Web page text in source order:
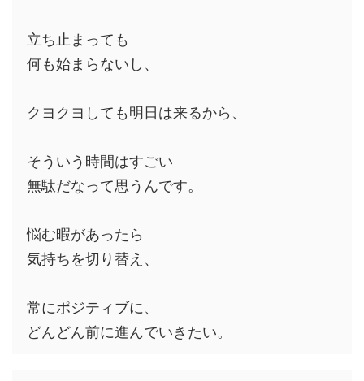
立ち止まっても
何も始まらないし、
クヨクヨしても明日は来るから、
そういう時間はすごい
無駄だなって思うんです。
悩む暇があったら
気持ちを切り替え、
常にポジティブに、
どんどん前に進んでいきたい。